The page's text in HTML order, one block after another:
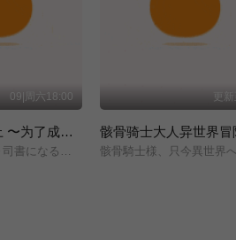
09|周六18:00
小书痴的下克上 〜为了成为图书管理员而不择手段〜 领主的养女
本好きの下剋上～司書になるためには手段を選んでいられません～/領主の養女/
更新